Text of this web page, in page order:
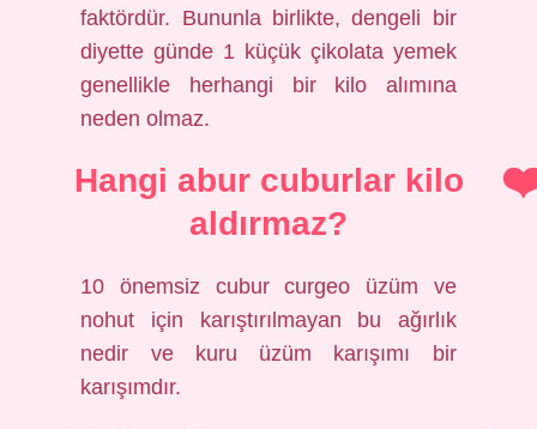
faktördür. Bununla birlikte, dengeli bir
diyette günde 1 küçük çikolata yemek
genellikle herhangi bir kilo alımına
neden olmaz.
Hangi abur cuburlar kilo
aldırmaz?
10 önemsiz cubur curgeo üzüm ve
nohut için karıştırılmayan bu ağırlık
nedir ve kuru üzüm karışımı bir
karışımdır.